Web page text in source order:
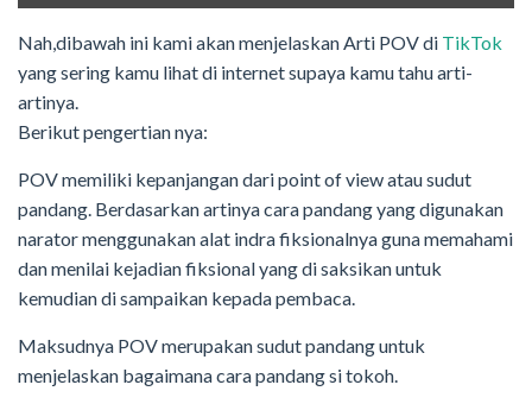
Nah,dibawah ini kami akan menjelaskan Arti POV di TikTok
yang sering kamu lihat di internet supaya kamu tahu arti-
artinya.
Berikut pengertian nya:
POV memiliki kepanjangan dari point of view atau sudut
pandang. Berdasarkan artinya cara pandang yang digunakan
narator menggunakan alat indra fiksionalnya guna memahami
dan menilai kejadian fiksional yang di saksikan untuk
kemudian di sampaikan kepada pembaca.
Maksudnya POV merupakan sudut pandang untuk
menjelaskan bagaimana cara pandang si tokoh.